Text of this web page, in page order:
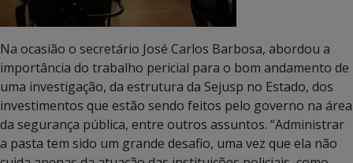
Na ocasião o secretário José Carlos Barbosa, abordou a
importância do trabalho pericial para o bom andamento de
uma investigação, da estrutura da Sejusp no Estado, dos
investimentos que estão sendo feitos pelo governo na área
da segurança pública, entre outros assuntos. “Administrar
a pasta tem sido um grande desafio, uma vez que ela não